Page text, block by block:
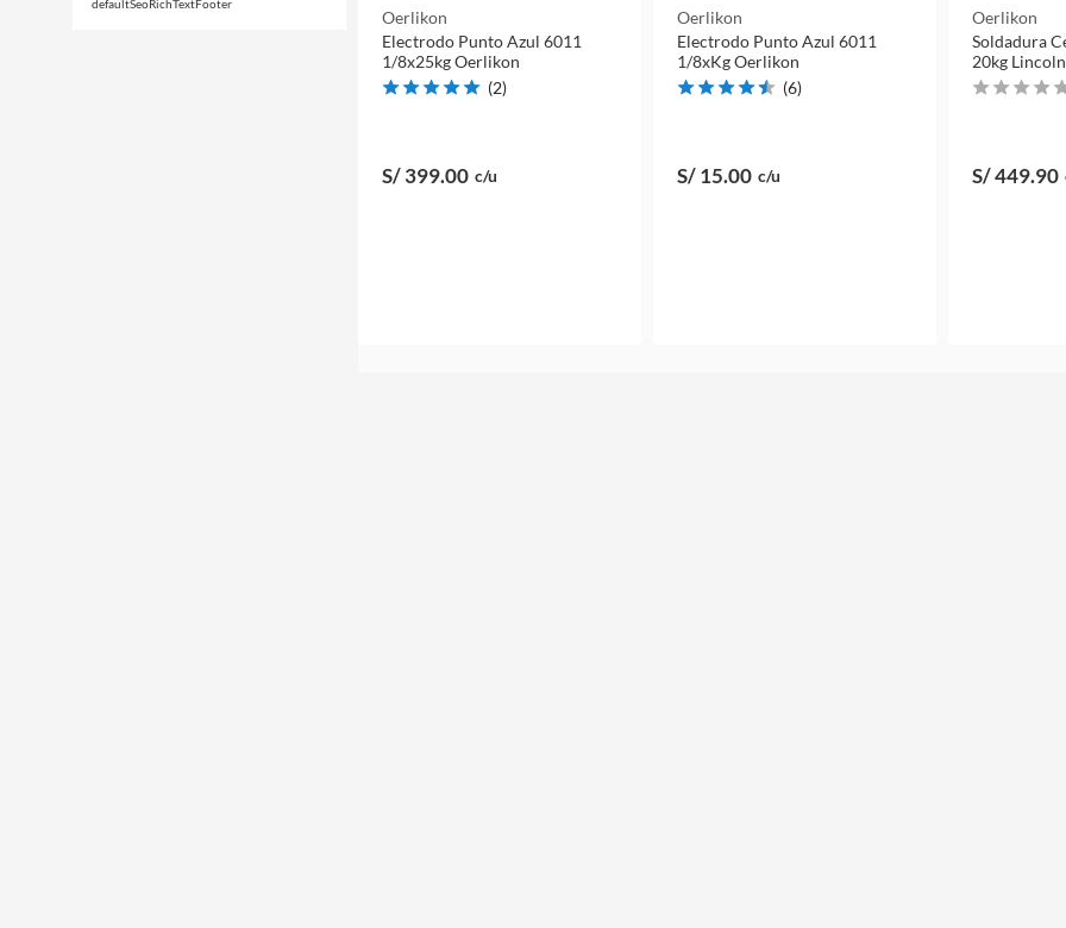
defaultSeoRichTextFooter
Oerlikon
Electrodo Punto Azul 6011
1/8x25kg Oerlikon
(2)
S/ 399.00 c/u
Oerlikon
Electrodo Punto Azul 6011
1/8xKg Oerlikon
(6)
S/ 15.00 c/u
Oerlikon
Soldadura
20kg
S/ 449.90